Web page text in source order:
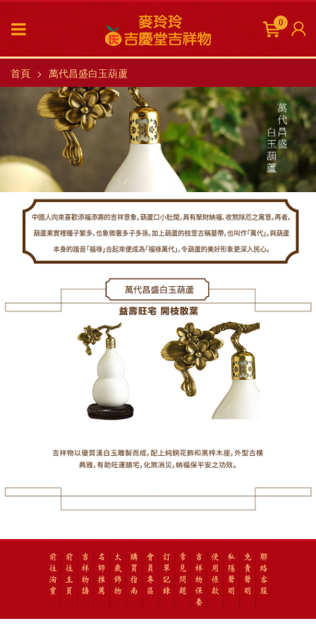
0
首頁 萬代昌盛白玉葫蘆
前
往
淘
寶
前
往
主
頁
吉
祥
物
語
名
師
推
薦
太
歲
飾
物
購
買
指
南
會
員
專
區
訂
單
記
錄
常
見
問
題
吉
祥
物
保
養
使
用
條
款
私
隱
聲
明
免
責
聲
明
聯
絡
客
服